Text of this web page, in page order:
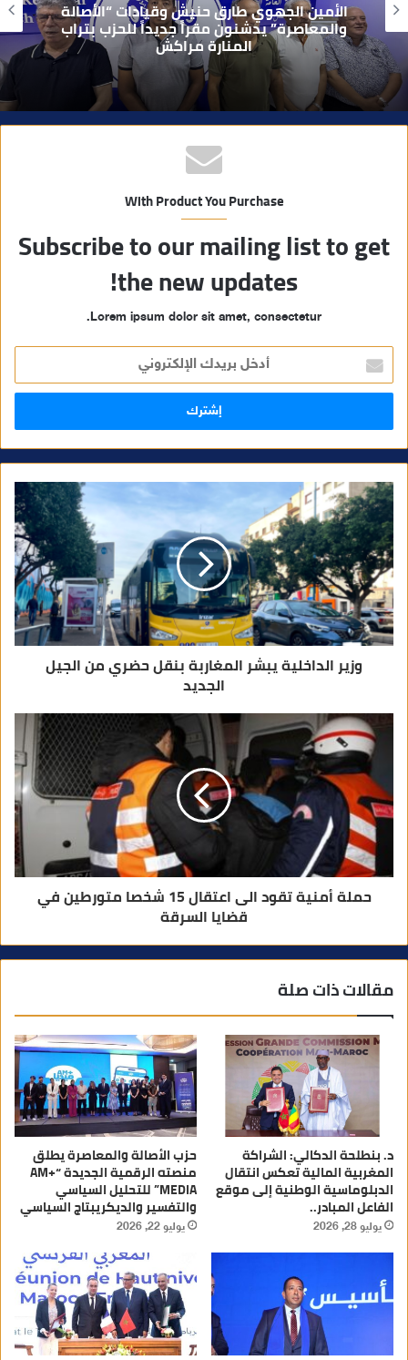
ي
ب
الأمين الجهوي طارق حنيش وقيادات “الأصالة
والمعاصرة” يدشنون مقراً جديداً للحزب بتراب
المنارة مراكش
With Product You Purchase
Subscribe to our mailing list to get
the new updates!
Lorem ipsum dolor sit amet, consectetur.
خ
ل
ر
ا
ل
ل
ك
ت
ر
و
ن
ي
وزير الداخلية يبشر المغاربة بنقل حضري من الجيل
الجديد
حملة أمنية تقود الى اعتقال 15 شخصا متورطين في
قضايا السرقة
مقالات ذات صلة
د. بنطلحة الدكالي: الشراكة
المغربية المالية تعكس انتقال
الدبلوماسية الوطنية إلى موقع
الفاعل المبادر..
يوليو 28, 2026
حزب الأصالة والمعاصرة يطلق
منصته الرقمية الجديدة “AM+
MEDIA” للتحليل السياسي
والتفسير والديكريبتاج السياسي
يوليو 22, 2026